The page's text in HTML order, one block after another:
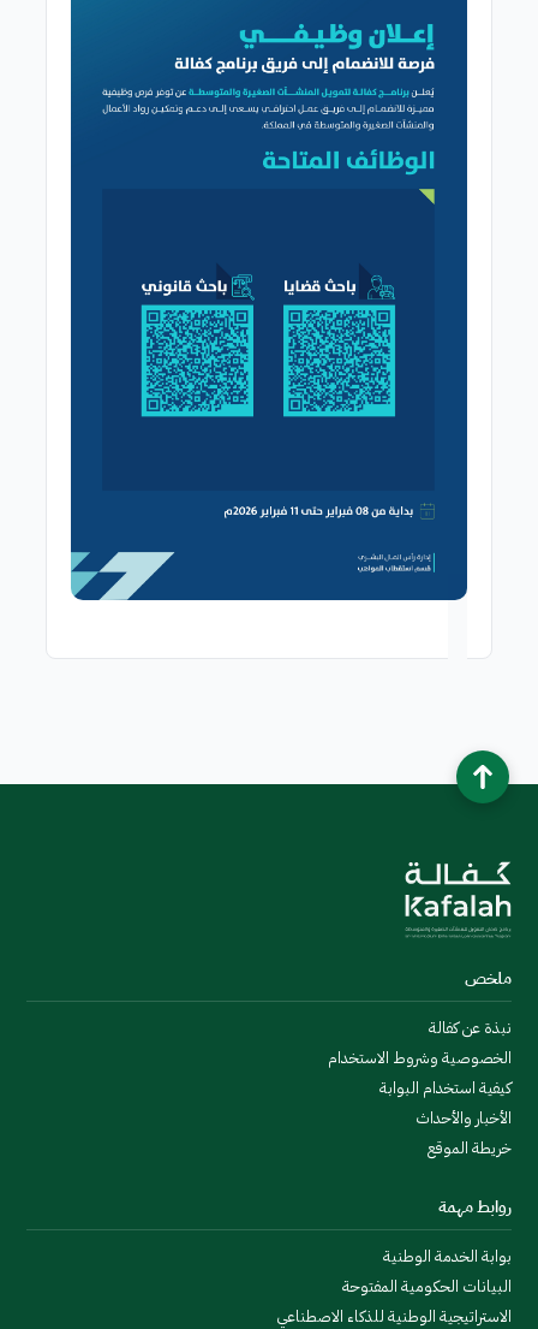
ملخص
نبذة عن كفالة
الخصوصية وشروط الاستخدام
كيفية استخدام البوابة
الأخبار والأحداث
خريطة الموقع
روابط مهمة
بوابة الخدمة الوطنية
البيانات الحكومية المفتوحة
الاستراتيجية الوطنية للذكاء الاصطناعي